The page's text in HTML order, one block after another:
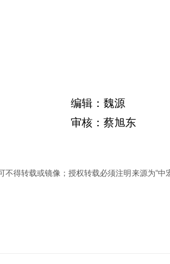
编辑：魏源
审核：蔡旭东
不得转载或镜像；授权转载必须注明来源为“中